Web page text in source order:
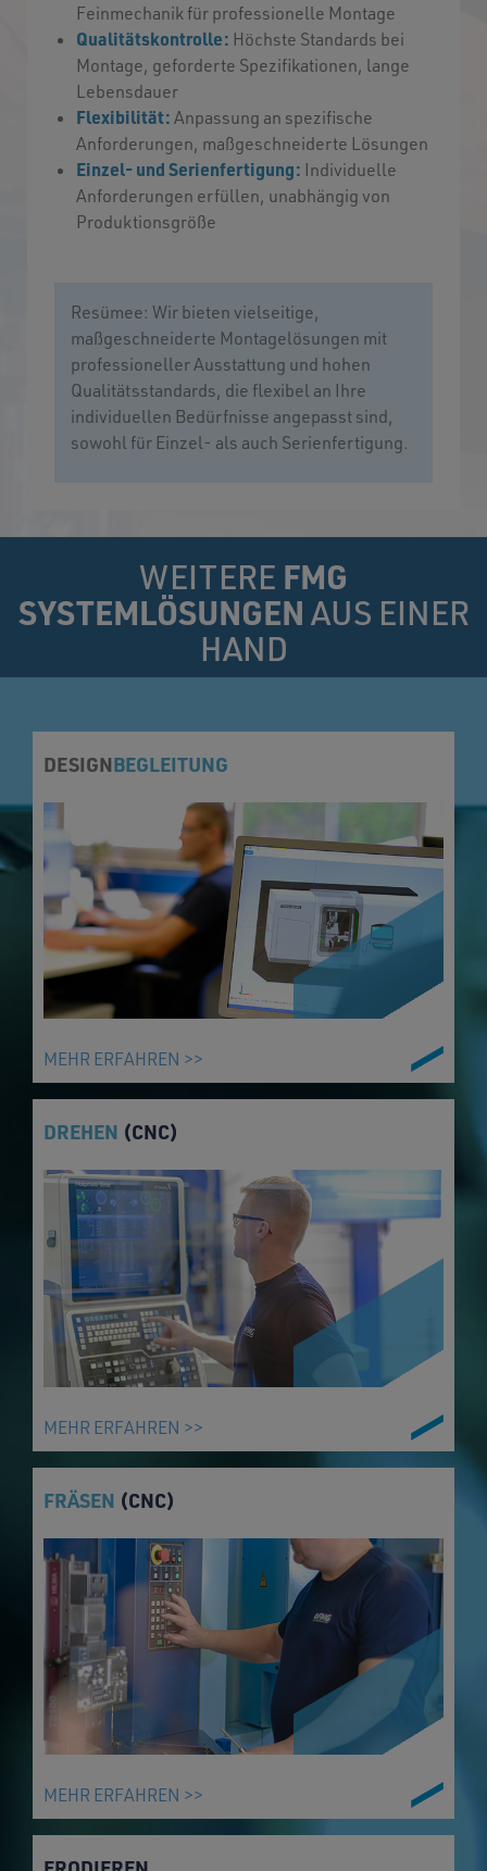
Feinmechanik für professionelle Montage
Qualitätskontrolle: Höchste Standards bei
Montage, geforderte Spezifikationen, lange
Lebensdauer
Flexibilität: Anpassung an spezifische
Anforderungen, maßgeschneiderte Lösungen
Einzel- und Serienfertigung: Individuelle
Anforderungen erfüllen, unabhängig von
Produktionsgröße
Resümee: Wir bieten vielseitige,
maßgeschneiderte Montagelösungen mit
professioneller Ausstattung und hohen
Qualitätsstandards, die flexibel an Ihre
individuellen Bedürfnisse angepasst sind,
sowohl für Einzel- als auch Serienfertigung.
WEITERE FMG
SYSTEMLÖSUNGEN AUS EINER
HAND
DESIGNBEGLEITUNG
MEHR ERFAHREN >>
DREHEN (CNC)
MEHR ERFAHREN >>
FRÄSEN (CNC)
MEHR ERFAHREN >>